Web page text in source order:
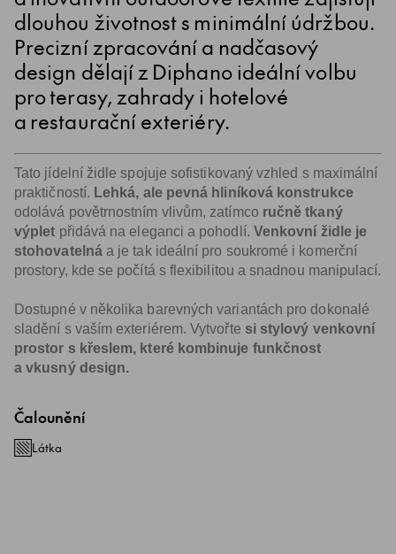
dlouhou životnost s minimální údržbou.
Precizní zpracování a nadčasový
design dělají z Diphano ideální volbu
pro terasy, zahrady i hotelové
a restaurační exteriéry.
Tato jídelní židle spojuje sofistikovaný vzhled s maximální
praktičností. Lehká, ale pevná hliníková konstrukce
odolává povětrnostním vlivům, zatímco ručně tkaný
výplet přidává na eleganci a pohodlí. Venkovní židle je
stohovatelnáa je tak ideální pro soukromé i komerční
prostory, kde se počítá s flexibilitou a snadnou manipulací.
Dostupné v několika barevných variantách pro dokonalé
sladění s vaším exteriérem. Vytvořte si stylový venkovní
prostor s křeslem, které kombinuje funkčnost
a vkusný design.
Čalounění
Látka